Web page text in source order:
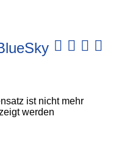
ist nicht mehr
werden